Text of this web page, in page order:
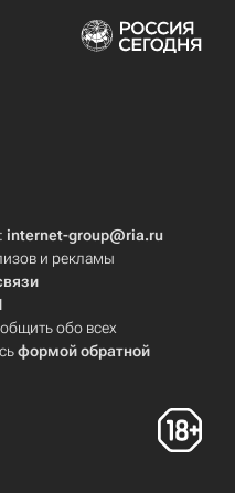
internet-group@ria.ru
и рекламы
обо всех
формой обратной